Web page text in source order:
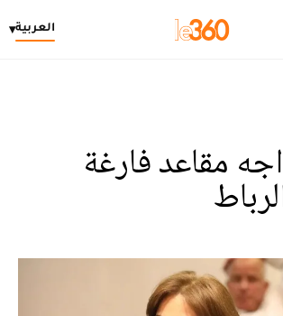
العربية▾
مقاعد فارغة